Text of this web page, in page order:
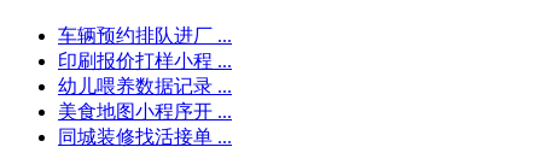
车辆预约排队进厂 ...
印刷报价打样小程 ...
幼儿喂养数据记录 ...
美食地图小程序开 ...
同城装修找活接单 ...